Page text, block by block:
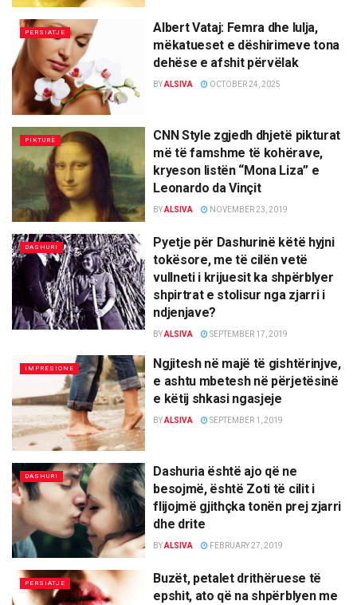
PERSIATJE
Albert Vataj: Femra dhe lulja,
mëkatueset e dëshirimeve tona
dehëse e afshit përvëlak
BYALSIVA OCTOBER 24, 2025
PIKTURË
CNN Style zgjedh dhjetë pikturat
më të famshme të kohërave,
kryeson listën “Mona Liza” e
Leonardo da Vinçit
BYALSIVA NOVEMBER 23, 2019
DASHURI
Pyetje për Dashurinë këtë hyjni
tokësore, me të cilën vetë
vullneti i krijuesit ka shpërblyer
shpirtrat e stolisur nga zjarri i
ndjenjave?
BYALSIVA SEPTEMBER 17, 2019
IMPRESIONE
Ngjitesh në majë të gishtërinjve,
e ashtu mbetesh në përjetësinë
e këtij shkasi ngasjeje
BYALSIVA SEPTEMBER 1, 2019
DASHURI
Dashuria është ajo që ne
besojmë, është Zoti të cilit i
flijojmë gjithçka tonën prej zjarri
dhe drite
BYALSIVA FEBRUARY 27, 2019
PERSIATJE
Buzët, petalet drithëruese të
epshit, ato që na shpërblyen me